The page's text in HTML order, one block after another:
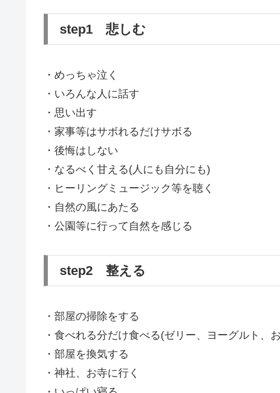
step1 悲しむ
・めっちゃ泣く
・いろんな人に話す
・思い出す
・家事等はサボれるだけサボる
・後悔はしない
・なるべく甘える(人にも自分にも)
・ヒーリングミュージック等を聴く
・自然の風にあたる
・公園等に行って自然を感じる
step2 整える
・部屋の掃除をする
・食べれる分だけ食べる(ゼリー、ヨーグルト、
・部屋を換気する
・神社、お寺に行く